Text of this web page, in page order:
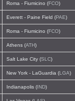
Roma - Fiumicino (FCO)
Everett - Paine Field (PAE)
Roma - Fiumicino (FCO)
Athens (ATH)
Salt Lake City (SLC)
New York - LaGuardia (LGA)
Indianapolis (IND)